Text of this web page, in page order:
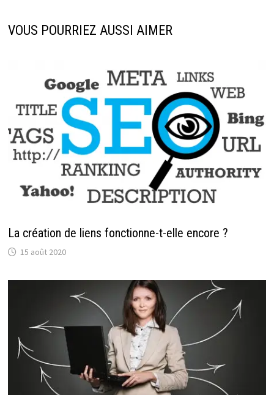
VOUS POURRIEZ AUSSI AIMER
La création de liens fonctionne-t-elle encore ?
15 août 2020